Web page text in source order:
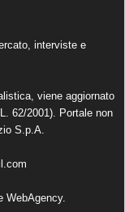
interviste e
viene aggiornato
62/2001). Portale non
S.p.A.
WebAgency.